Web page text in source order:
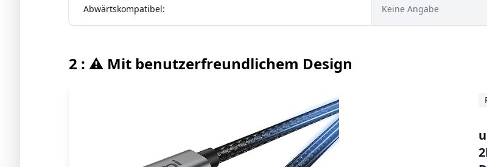
Abwärtskompatibel: Keine Angabe
2 : ⚠️ Mit benutzerfreundlichem Design